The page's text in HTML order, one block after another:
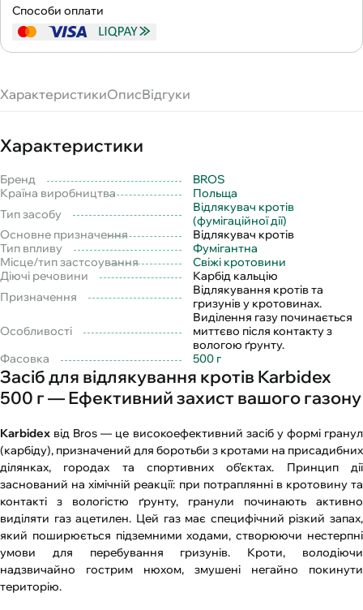
Способи оплати
ХарактеристикиОписВідгуки
Характеристики
Бренд
BROS
Країна виробництва
Польща
Тип засобу
Відлякувач кротів
(фумігаційної дії)
Основне призначення
Відлякувач кротів
Тип впливу
Фумігантна
Місце/тип застсоування
Свіжі кротовини
Діючі речовини
Карбід кальцію
Призначення
Відлякування кротів та
гризунів у кротовинах.
Особливості
Виділення газу починається
миттєво після контакту з
вологою ґрунту.
Фасовка
500 г
Засіб для відлякування кротів Karbidex
500 г — Ефективний захист вашого газону
Karbidex від Bros — це високоефективний засіб у формі гранул
(карбіду), призначений для боротьби з кротами на присадибних
ділянках, городах та спортивних об’єктах. Принцип дії
заснований на хімічній реакції: при потраплянні в кротовину та
контакті з вологістю ґрунту, гранули починають активно
виділяти газ ацетилен. Цей газ має специфічний різкий запах,
який поширюється підземними ходами, створюючи нестерпні
умови для перебування гризунів. Кроти, володіючи
надзвичайно гострим нюхом, змушені негайно покинути
територію.